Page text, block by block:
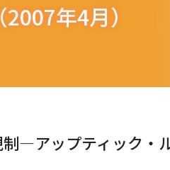
年4月）
制―アップティック・